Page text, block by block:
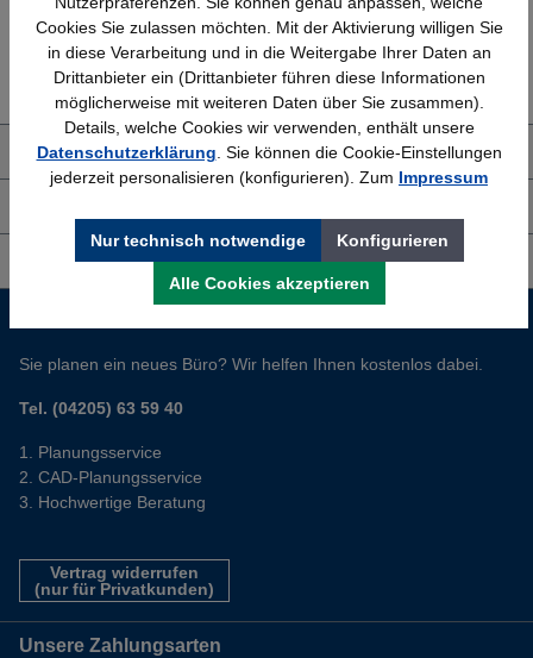
Erfahrung
Bewährt seit 1958
Kostenlose Beratung
(04205) 635940
Über uns
Informationen
Sie planen ein neues Büro? Wir helfen Ihnen kostenlos dabei.
Tel. (04205) 63 59 40
Planungsservice
CAD-Planungsservice
Hochwertige Beratung
Vertrag widerrufen
(nur für Privatkunden)
Unsere Zahlungsarten
Cookies Sie zulassen möchten. Mit der Aktivierung willigen Sie
in diese Verarbeitung und in die Weitergabe Ihrer Daten an
Drittanbieter ein (Drittanbieter führen diese Informationen
möglicherweise mit weiteren Daten über Sie zusammen).
Details, welche Cookies wir verwenden, enthält unsere
Datenschutzerklärung . Sie können die Cookie-Einstellungen
jederzeit personalisieren (konfigurieren). Zum Impressum
Nur technisch notwendige Konfigurieren
Alle Cookies akzeptieren